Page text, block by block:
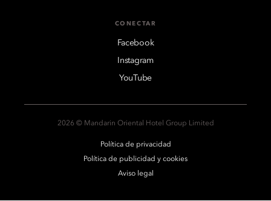
CONECTAR
Facebook
Instagram
YouTube
2026 © Mandarin Oriental Hotel Group Limited
Política de privacidad
Política de publicidad y cookies
Aviso legal